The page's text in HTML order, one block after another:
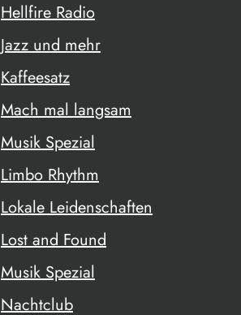
Hellfire Radio
Jazz und mehr
Kaffeesatz
Mach mal langsam
Musik Spezial
Limbo Rhythm
Lokale Leidenschaften
Lost and Found
Musik Spezial
Nachtclub